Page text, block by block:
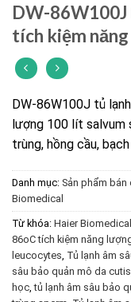
DW-86W100J
tích kiệm
DW-86W100J tủ
lượng 100 lít salvum
trùng, hồng cầu,
Danh mục: Sản phẩm bán
Biomedical
Từ khóa: Haier Biomedical
86oC tích kiệm năng
leucocytes, Tủ lạnh âm
sâu bảo quản mô da cutis
học,tủ lạnh âm sâu bảo